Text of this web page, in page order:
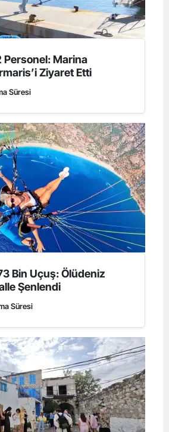
Personel: Marina
Ziyaret Etti
Süresi
Bin Uçuş: Ölüdeniz
Şenlendi
Süresi